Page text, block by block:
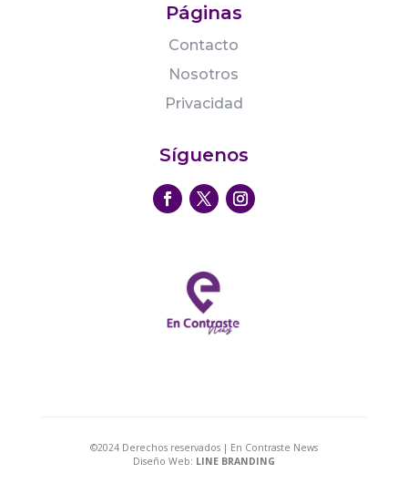
Páginas
Contacto
Nosotros
Privacidad
Síguenos
©2024 Derechos reservados | En Contraste News
Diseño Web: LINE BRANDING